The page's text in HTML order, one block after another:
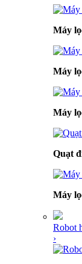
Máy
Máy
Máy
Quạt
Máy
Robot
›